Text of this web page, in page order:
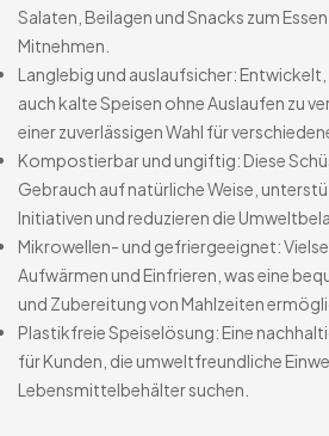
Salaten, Beilagen und Snacks zum
Mitnehmen.
Langlebig und auslaufsicher:
auch kalte Speisen ohne Auslaufen zu
einer zuverlässigen Wahl für
Kompostierbar und ungiftig: Diese
Gebrauch auf natürliche Weise,
Initiativen und reduzieren die
Mikrowellen- und gefriergeeignet:
Aufwärmen und Einfrieren, was eine
und Zubereitung von Mahlzeiten
Plastikfreie Speiselösung: Eine
für Kunden, die umweltfreundliche
Lebensmittelbehälter suchen.